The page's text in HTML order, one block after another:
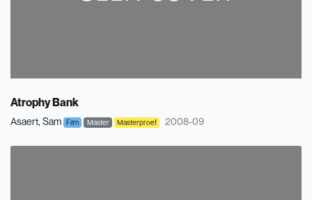
Atrophy Bank
Asaert, Sam Film Master Masterproef 2008-09